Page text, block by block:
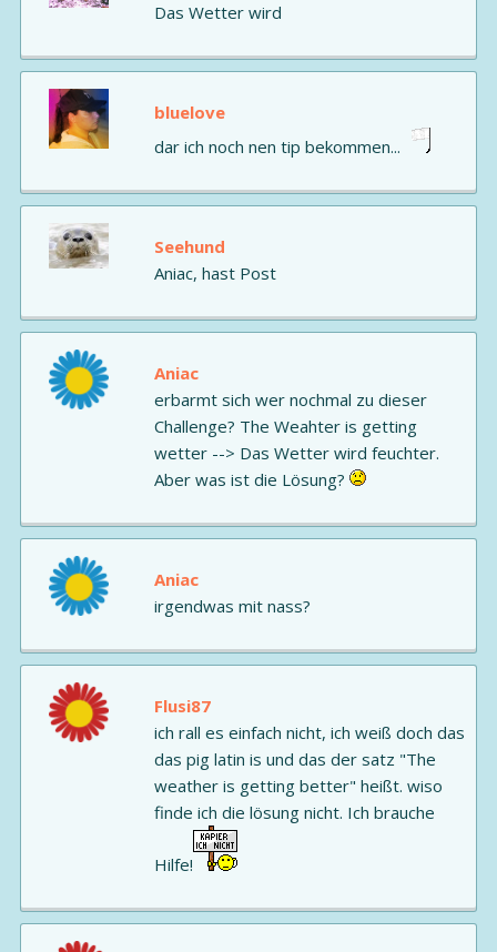
Das Wetter wird
bluelove
dar ich noch nen tip bekommen...
Seehund
Aniac, hast Post
Aniac
erbarmt sich wer nochmal zu dieser
Challenge? The Weahter is getting
wetter --> Das Wetter wird feuchter.
Aber was ist die Lösung?
Aniac
irgendwas mit nass?
Flusi87
ich rall es einfach nicht, ich weiß doch das
das pig latin is und das der satz "The
weather is getting better" heißt. wiso
finde ich die lösung nicht. Ich brauche
Hilfe!